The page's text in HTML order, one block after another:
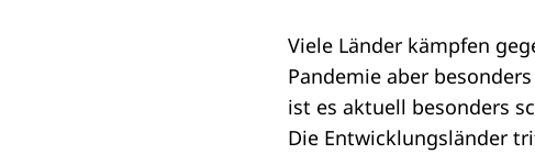
Viele Länder kämpfen
Pandemie aber
ist es aktuell besonders
Die Entwicklungsländer